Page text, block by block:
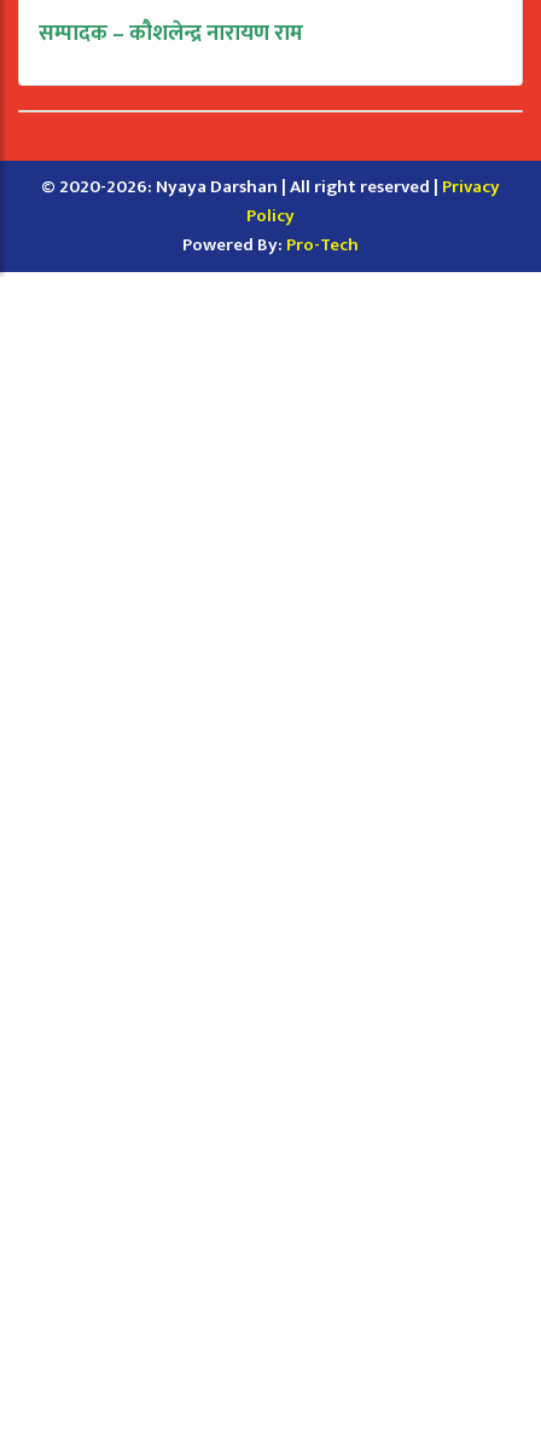
सम्पादक – कौशलेन्द्र नारायण राम
© 2020-2026: Nyaya Darshan | All right reserved | Privacy
Policy
Powered By: Pro-Tech